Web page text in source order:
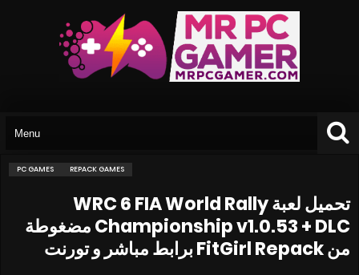
PC GAMES REPACK GAMES
تحميل لعبة WRC 6 FIA World Rally
Championship v1.0.53 + DLC مضغوطة
من FitGirl Repack برابط مباشر و تورنت